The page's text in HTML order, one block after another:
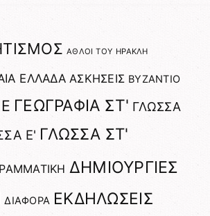
ΑΘΛΟΙ ΤΟΥ ΗΡΑΚΛΗ
ΕΛΛΑΔΑ ΑΣΚΗΣΕΙΣ ΒΥΖΑΝΤΙΟ
ΓΕΩΓΡΑΦΙΑ ΣΤ' ΓΛΩΣΣΑ
Ε' ΓΛΩΣΣΑ ΣΤ'
ΔΗΜΙΟΥΡΓΙΕΣ
ΔΙΑΦΟΡΑ ΕΚΔΗΛΩΣΕΙΣ